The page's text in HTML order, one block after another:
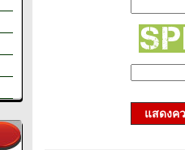
แสดงค